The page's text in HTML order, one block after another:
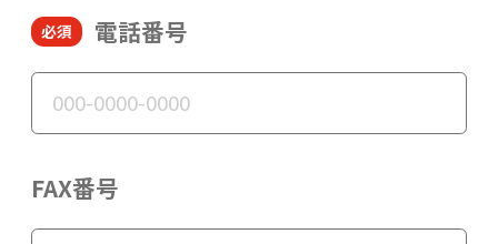
電話番号
FAX番号